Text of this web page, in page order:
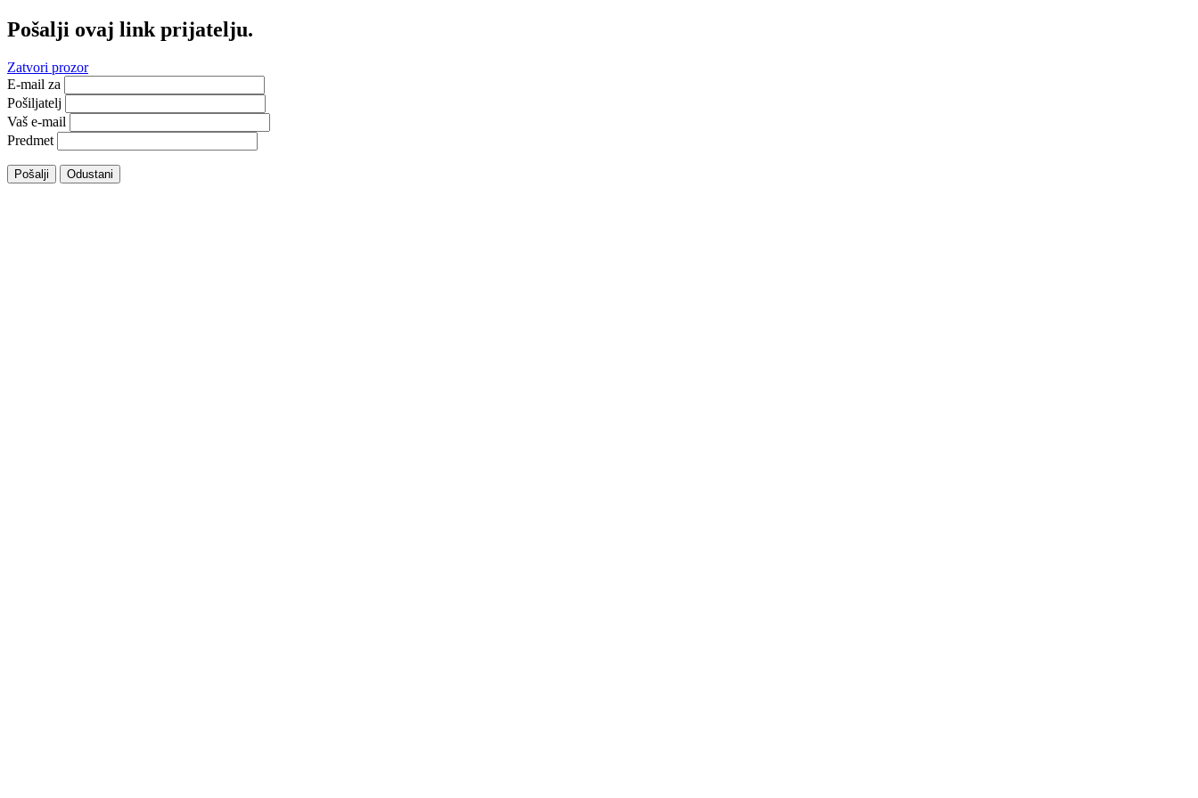
Pošalji ovaj link prijatelju.
Zatvori prozor
E-mail za
Pošiljatelj
Vaš e-mail
Predmet
Pošalji Odustani